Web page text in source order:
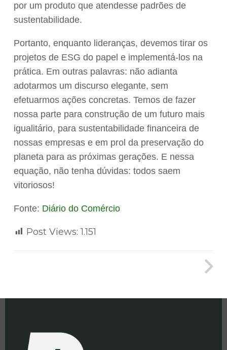
por um produto que atendesse padrões de
sustentabilidade.
Portanto, enquanto lideranças, devemos tirar os
projetos de ESG do papel e implementá-los na
prática. Em outras palavras: não adianta
adotarmos um discurso elegante, sem
efetuarmos ações concretas. Temos de fazer
nossa parte para construção de um futuro mais
igualitário, para sustentabilidade financeira de
nossas empresas e em prol da preservação do
planeta para as próximas gerações. E nessa
equação, não tenha dúvidas: todos saem
vitoriosos!
Fonte: Diário do Comércio
Post Views: 1.151